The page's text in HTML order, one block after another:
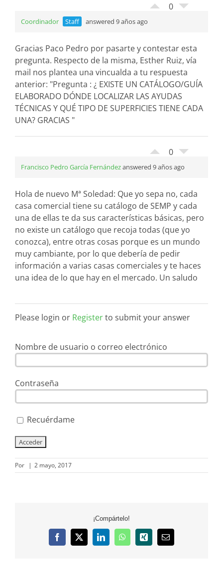
0
Coordinador Staff answered 9 años ago
Gracias Paco Pedro por pasarte y contestar esta
pregunta. Respecto de la misma, Esther Ruiz, vía
mail nos plantea una vincualda a tu respuesta
anterior: "Pregunta : ¿ EXISTE UN CATÁLOGO/GUÍA
ELABORADO DÓNDE LOCALIZAR LAS AYUDAS
TÉCNICAS Y QUÉ TIPO DE SUPERFICIES TIENE CADA
UNA? GRACIAS "
0
Francisco Pedro García Fernándezanswered 9 años ago
Hola de nuevo Mª Soledad: Que yo sepa no, cada
casa comercial tiene su catálogo de SEMP y cada
una de ellas te da sus características básicas, pero
no existe un catálogo que recoja todas (que yo
conozca), entre otras cosas porque es un mundo
muy cambiante, por lo que debería de pedir
información a varias casas comerciales y te haces
una idea de lo que hay en el mercado. Un saludo
Please login or Registerto submit your answer
Nombre de usuario o correo electrónico
Contraseña
Recuérdame
Por | 2 mayo, 2017
¡Compártelo!
Facebook
X LinkedInWhatsApp
Xing
Correo
electrónico